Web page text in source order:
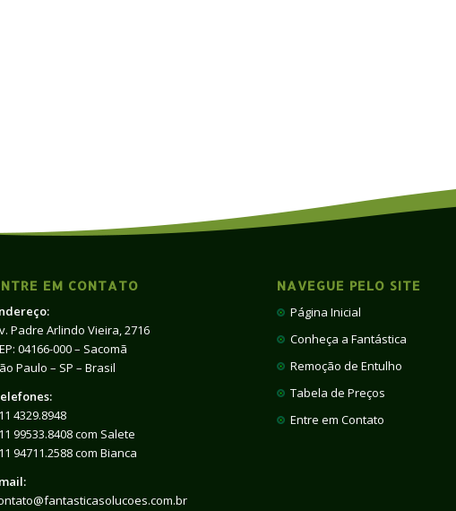
EM CONTATO
Padre Arlindo Vieira, 2716
04166-000 – Sacomã
Paulo – SP – Brasil
4329.8948
99533.8408 com Salete
94711.2588 com Bianca
NAVEGUE PELO SITE
Página Inicial
Conheça a Fantástica
Remoção de Entulho
Tabela de Preços
Entre em Contato